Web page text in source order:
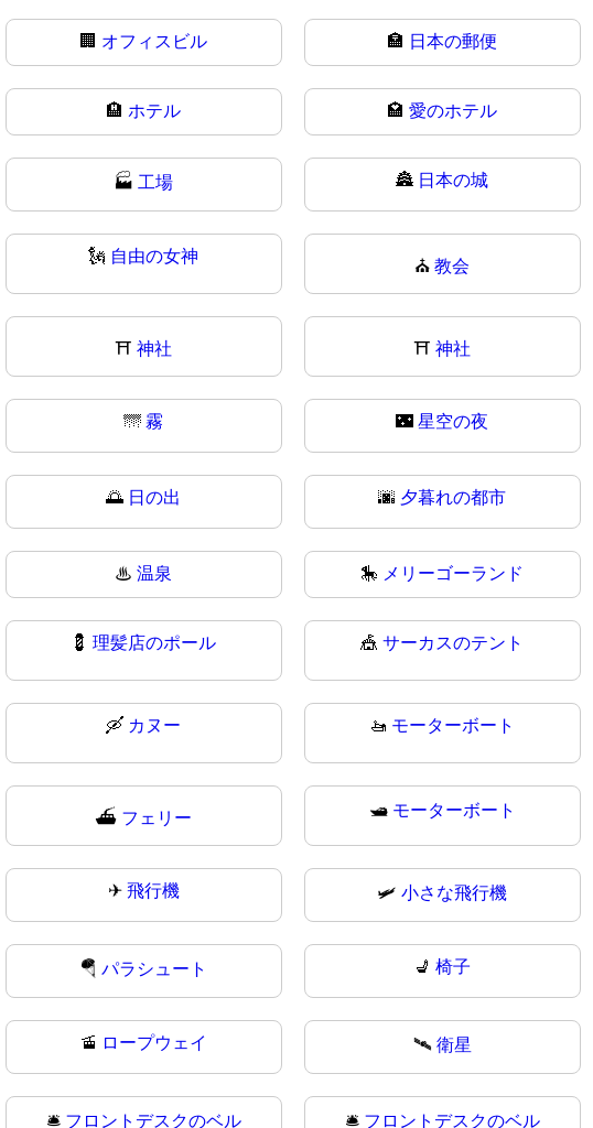
🏢 オフィスビル 🏣 日本の郵便
🏨ホテル 🏩愛のホテル
🏭工場 🏯 日本の城
🗽 自由の女神
⛪教会
⛩️神社 ⛩神社
🌁霧 🌃星空の夜
🌅 日の出 🌆 夕暮れの都市
♨温泉 🎠 メリーゴーランド
💈理髪店のポール 🎪サーカスのテント
🛶 カヌー 🚤 モーターボート
⛴ フェリー 🛥️ モーターボート
✈ 飛行機 🛩️小さな飛行機
🪂パラシュート 💺椅子
🚡 ロープウェイ 🛰️ 衛星
🛎️ フロントデスクのベル 🛎 フロントデスクのベル